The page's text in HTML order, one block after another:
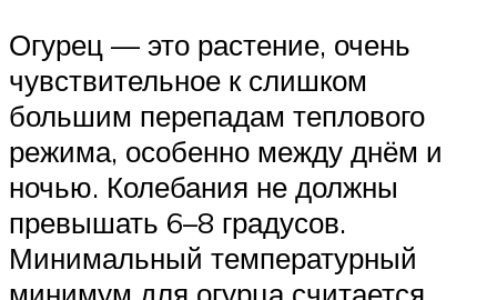
Огурец — это растение, очень
чувствительное к слишком
большим перепадам теплового
режима, особенно между днём и
ночью. Колебания не должны
превышать 6–8 градусов.
Минимальный температурный